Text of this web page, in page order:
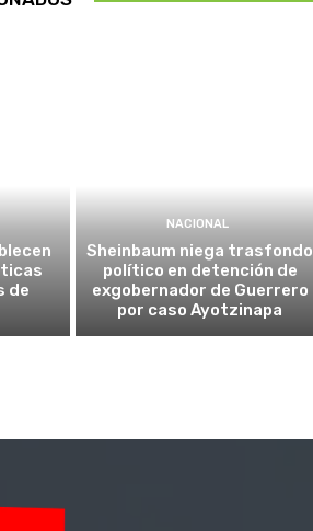
de
NACIONAL
Sheinbaum niega trasfondo
político en detención de
exgobernador de Guerrero
por caso Ayotzinapa